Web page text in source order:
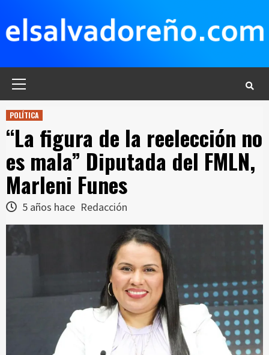
contenido
POLÍTICA
“La figura de la reelección no
es mala” Diputada del FMLN,
Marleni Funes
5 años hace Redacción